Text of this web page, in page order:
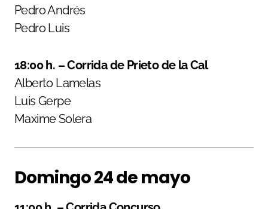
Pedro Andrés
Pedro Luis
18:00 h. – Corrida de Prieto de la Cal
Alberto Lamelas
Luis Gerpe
Maxime Solera
Domingo 24 de mayo